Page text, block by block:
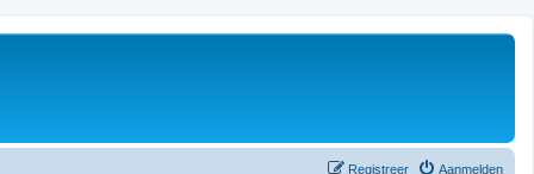
Aanmelden
Registreer